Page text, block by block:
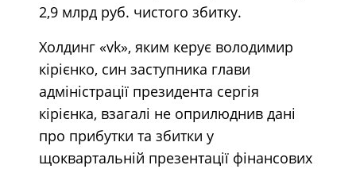
2,9 млрд руб. чистого збитку.
Холдинг «vk», яким керує володимир
кірієнко, син заступника глави
адміністрації президента сергія
кірієнка, взагалі не оприлюднив дані
про прибутки та збитки у
щоквартальній презентації фінансових